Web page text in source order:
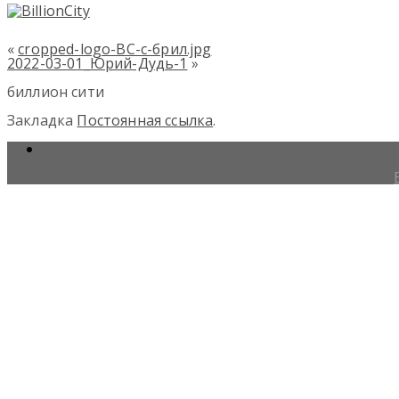
«cropped-logo-BC-с-брил.jpg
2022-03-01_Юрий-Дудь-1 »
биллион сити
Закладка Постоянная ссылка.